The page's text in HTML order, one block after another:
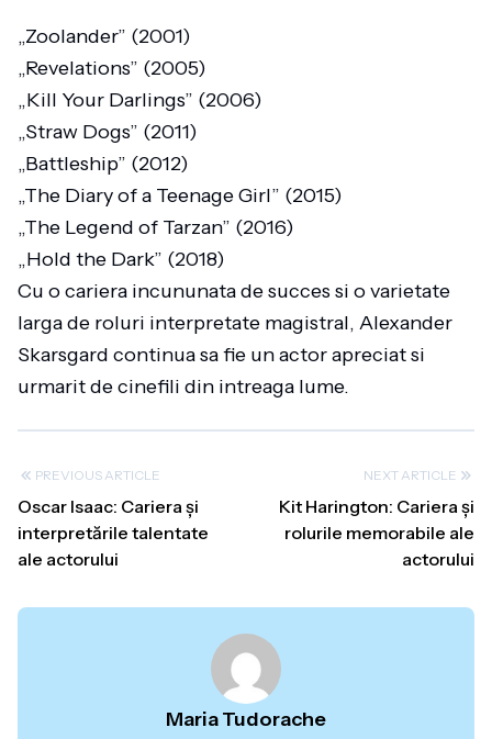
„Zoolander” (2001)
„Revelations” (2005)
„Kill Your Darlings” (2006)
„Straw Dogs” (2011)
„Battleship” (2012)
„The Diary of a Teenage Girl” (2015)
„The Legend of Tarzan” (2016)
„Hold the Dark” (2018)
Cu o cariera incununata de succes si o varietate
larga de roluri interpretate magistral, Alexander
Skarsgard continua sa fie un actor apreciat si
urmarit de cinefili din intreaga lume.
PREVIOUS ARTICLE
Oscar Isaac: Cariera și
interpretările talentate
ale actorului
NEXT ARTICLE
Kit Harington: Cariera și
rolurile memorabile ale
actorului
Maria Tudorache